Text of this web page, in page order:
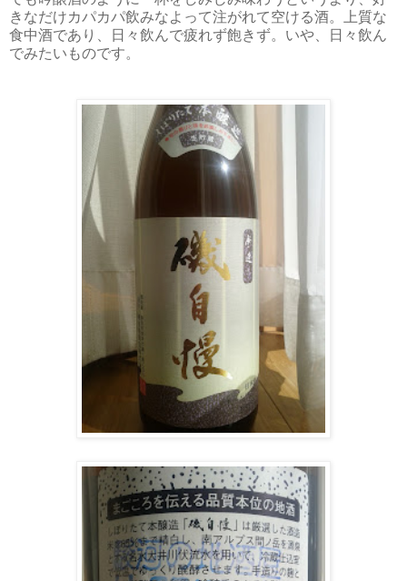
きなだけカパカパ飲みなよって注がれて空ける酒。上質な
食中酒であり、日々飲んで疲れず飽きず。いや、日々飲ん
でみたいものです。